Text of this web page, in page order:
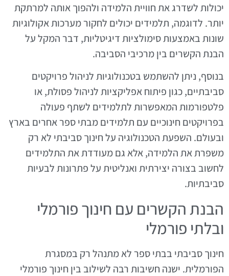
יכולות לשדרג את חוויית הלמידה ולהפוך אותה למרתקת
יותר. לדוגמה, תלמידים יכולים לחקור מערכות אקולוגיות
שונות באמצעות סימולציות דיגיטליות, דבר המקל על
הבנת הקשרים בין מרכיבי הסביבה.
בנוסף, ניתן להשתמש בטכנולוגיות לניהול פרויקטים
סביבתיים, כגון פיתוח אפליקציות לניהול פסולת, או
פלטפורמות המאפשרות לתלמידים לשתף פעולה
בפרויקטים חינוכיים עם תלמידים מבתי ספר אחרים בארץ
ובעולם. השפעת הטכנולוגיה על חינוך סביבתי לא רק
משפרת את הלמידה, אלא גם מעודדת את התלמידים
לחשוב בצורה יצירתית ואנליטית על פתרונות לבעיות
סביבתיות.
הבנת הקשרים עם חינוך פורמלי
ובלתי פורמלי
חינוך סביבתי בבתי ספר לא מתנהל רק במסגרת
הפורמלית. ישנה חשיבות רבה לשילוב בין חינוך פורמלי